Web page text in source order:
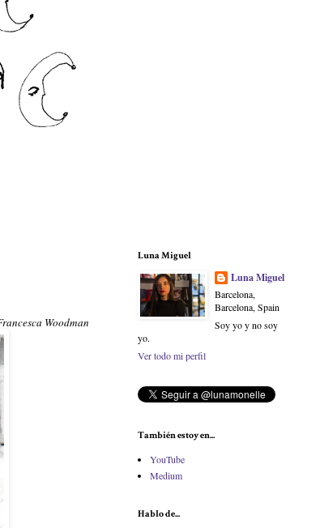
Woodman
Luna Miguel
Luna Miguel
Barcelona,
Barcelona, Spain
Soy yo y no soy
yo.
Ver todo mi perfil
También estoy en...
YouTube
Medium
Hablo de...